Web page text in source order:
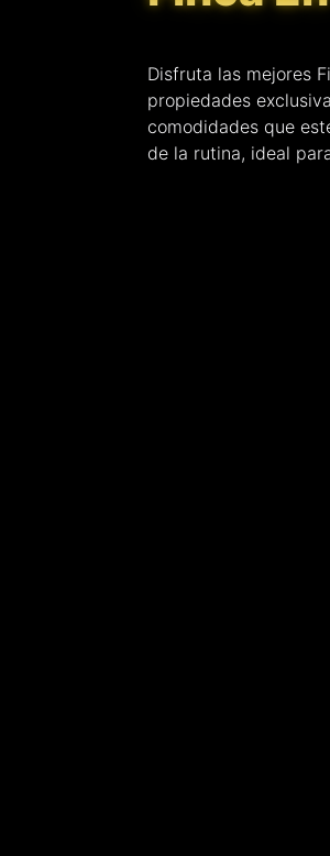
Disfruta las mejores
propiedades
comodidades que
de la rutina, ideal